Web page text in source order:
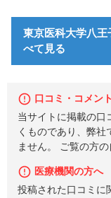
東京医科大学八
べて見る
口コミ・コメン
当サイトに掲載の口
くものであり、弊
ません。 ご覧の方
医療機関の方へ
投稿された口コミに